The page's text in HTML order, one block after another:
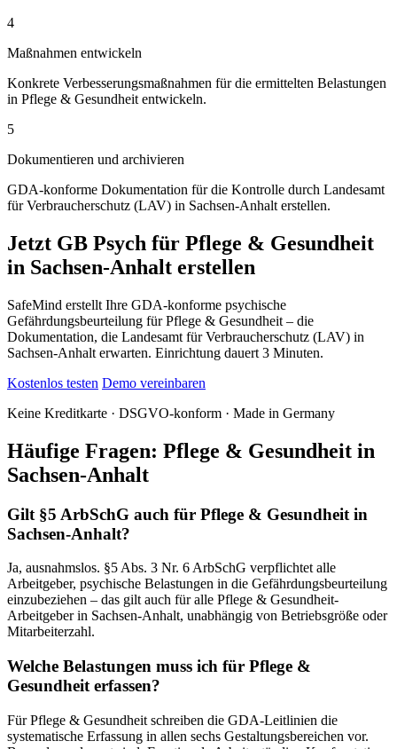
4
Maßnahmen entwickeln
Konkrete Verbesserungsmaßnahmen für die ermittelten Belastungen
in Pflege & Gesundheit entwickeln.
5
Dokumentieren und archivieren
GDA-konforme Dokumentation für die Kontrolle durch Landesamt
für Verbraucherschutz (LAV) in Sachsen-Anhalt erstellen.
Jetzt GB Psych für Pflege & Gesundheit
in Sachsen-Anhalt erstellen
SafeMind erstellt Ihre GDA-konforme psychische
Gefährdungsbeurteilung für Pflege & Gesundheit – die
Dokumentation, die Landesamt für Verbraucherschutz (LAV) in
Sachsen-Anhalt erwarten. Einrichtung dauert 3 Minuten.
Kostenlos testen Demo vereinbaren
Keine Kreditkarte · DSGVO-konform · Made in Germany
Häufige Fragen: Pflege & Gesundheit in
Sachsen-Anhalt
Gilt §5 ArbSchG auch für Pflege & Gesundheit in
Sachsen-Anhalt?
Ja, ausnahmslos. §5 Abs. 3 Nr. 6 ArbSchG verpflichtet alle
Arbeitgeber, psychische Belastungen in die Gefährdungsbeurteilung
einzubeziehen – das gilt auch für alle Pflege & Gesundheit-
Arbeitgeber in Sachsen-Anhalt, unabhängig von Betriebsgröße oder
Mitarbeiterzahl.
Welche Belastungen muss ich für Pflege &
Gesundheit erfassen?
Für Pflege & Gesundheit schreiben die GDA-Leitlinien die
systematische Erfassung in allen sechs Gestaltungsbereichen vor.